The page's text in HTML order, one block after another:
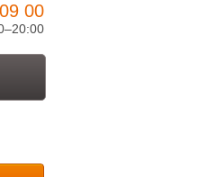
00